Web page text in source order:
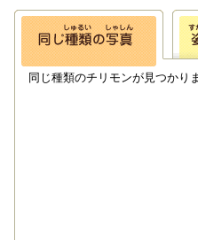
同じ種類のチリモンが見つかり